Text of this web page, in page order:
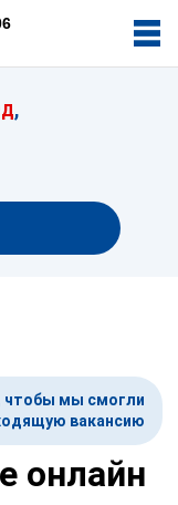
,
чтобы мы смогли
вакансию
онлайн